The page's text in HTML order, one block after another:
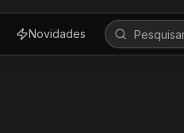
Novidades